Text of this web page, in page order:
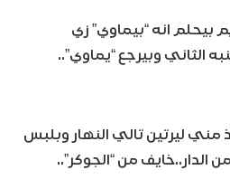
بيحلم انه “بيماوي” زي
الثاني وبيرجع “يماوي”..
ليرتين تالي النهار وبلبس
الدار..خايف من “الجوكر”..